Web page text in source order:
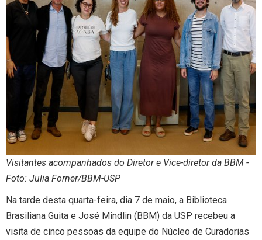
Visitantes acompanhados do Diretor e Vice-diretor da BBM -
Foto: Julia Forner/BBM-USP
Na tarde desta quarta-feira, dia 7 de maio, a Biblioteca
Brasiliana Guita e José Mindlin (BBM) da USP recebeu a
visita de cinco pessoas da equipe do Núcleo de Curadorias